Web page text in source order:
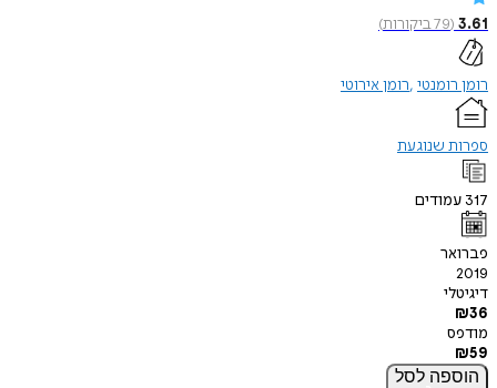
3.61
(
79ביקורות)
רומן רומנטי רומן אירוטי
ספרות שנוגעת
317 עמודים
פברואר
2019
דיגיטלי
₪36
מודפס
₪59
הוספה לסל